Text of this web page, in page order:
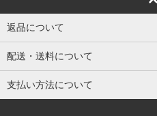
返品について
配送・送料について
支払い方法について